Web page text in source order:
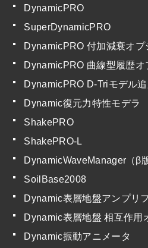
DynamicPRO
SuperDynamicPRO
DynamicPRO 付加減衰オプ
DynamicPRO 曲線型履歴オ
DynamicPRO D-Triモデル
Dynamic復元力特性モデラ
ShakePRO
ShakePRO-L
DynamicWaveManager（β版
SoilBase2008
Dynamic表層地盤アンプリ
Dynamic表層地盤 相互作用
Dynamic振動アニメータ